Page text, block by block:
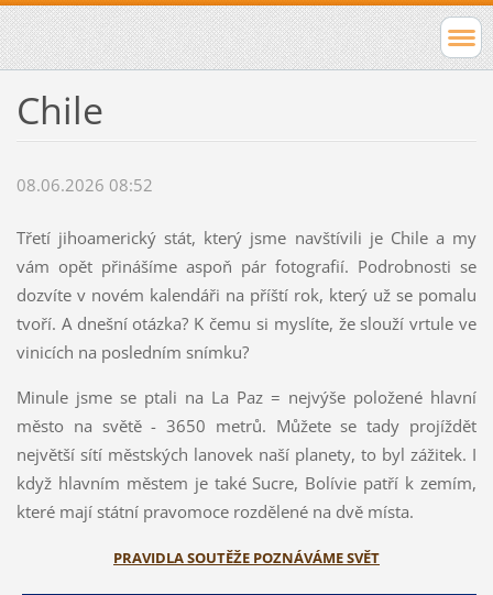
Chile
08.06.2026 08:52
Třetí jihoamerický stát, který jsme navštívili je Chile a my
vám opět přinášíme aspoň pár fotografií. Podrobnosti se
dozvíte v novém kalendáři na příští rok, který už se pomalu
tvoří. A dnešní otázka? K čemu si myslíte, že slouží vrtule ve
vinicích na posledním snímku?
Minule jsme se ptali na La Paz = nejvýše položené hlavní
město na světě - 3650 metrů. Můžete se tady projíždět
největší sítí městských lanovek naší planety, to byl zážitek. I
když hlavním městem je také Sucre, Bolívie patří k zemím,
které mají státní pravomoce rozdělené na dvě místa.
PRAVIDLA SOUTĚŽE POZNÁVÁME SVĚT